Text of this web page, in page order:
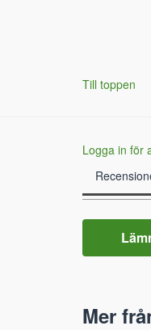
Till toppen
Logga in för
Mer